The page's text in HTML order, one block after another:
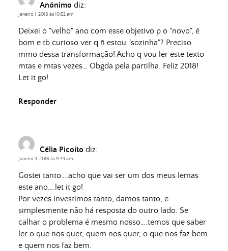
Anónimo diz:
Janeiro 1, 2018 às 10:52 am
Deixei o "velho" ano com esse objetivo p o "novo", é
bom e tb curioso ver q ñ estou "sozinha"? Preciso
mmo dessa transformação! Acho q vou ler este texto
mtas e mtas vezes… Obgda pela partilha. Feliz 2018!
Let it go!
Responder
Célia Picoito diz:
Janeiro 3, 2018 às 9:44 am
Gostei tanto….acho que vai ser um dos meus lemas
este ano….let it go!
Por vezes investimos tanto, damos tanto, e
simplesmente não há resposta do outro lado. Se
calhar o problema é mesmo nosso….temos que saber
ler o que nos quer, quem nos quer, o que nos faz bem
e quem nos faz bem.